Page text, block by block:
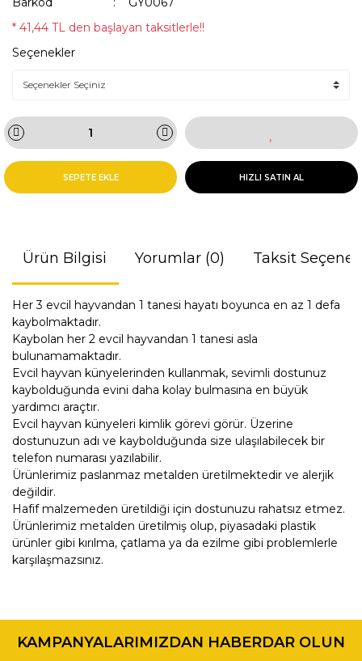
* 41,44 TL den başlayan taksitlerle!!
Seçenekler
SEPETE EKLE HIZLI SATIN AL
Ürün Bilgisi Yorumlar (0) Taksit
Her 3 evcil hayvandan 1 tanesi hayatı boyunca en az 1 defa
kaybolmaktadır.
Kaybolan her 2 evcil hayvandan 1 tanesi asla
bulunamamaktadır.
Evcil hayvan künyelerinden kullanmak, sevimli dostunuz
kaybolduğunda evini daha kolay bulmasına en büyük
yardımcı araçtır.
Evcil hayvan künyeleri kimlik görevi görür. Üzerine
dostunuzun adı ve kaybolduğunda size ulaşılabilecek bir
telefon numarası yazılabilir.
Ürünlerimiz paslanmaz metalden üretilmektedir ve alerjik
değildir.
Hafif malzemeden üretildiği için dostunuzu rahatsız etmez.
Ürünlerimiz metalden üretilmiş olup, piyasadaki plastik
ürünler gibi kırılma, çatlama ya da ezilme gibi problemlerle
karşılaşmazsınız.
konularda yetersiz gördüğünüz noktaları öneri formunu
Görüş ve önerileriniz için teşekkür ederiz.
KAMPANYALARIMIZDAN HABERDAR OLUN